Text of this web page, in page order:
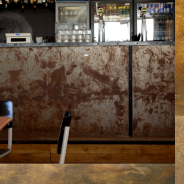
Klik voor een vergroting